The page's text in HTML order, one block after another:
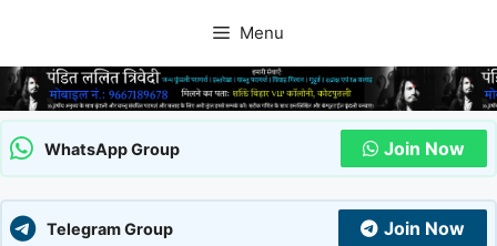
content
Menu
WhatsApp Group Join Now
Telegram Group Join Now